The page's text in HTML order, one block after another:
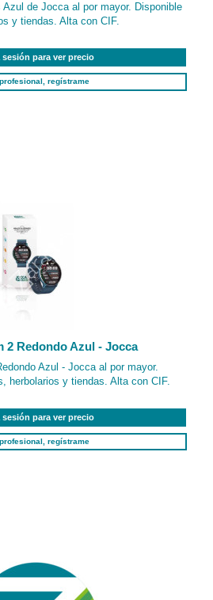
de Jocca al por mayor. Disponible
y tiendas. Alta con CIF.
sesión para ver precio
regístrame
2 Redondo Azul - Jocca
Azul - Jocca al por mayor.
herbolarios y tiendas. Alta con CIF.
sesión para ver precio
regístrame